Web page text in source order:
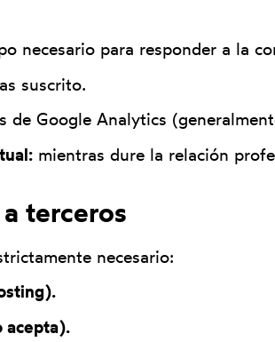
necesario para responder a la
suscrito.
de Google Analytics
mientras dure la relación
terceros
necesario:
acepta).